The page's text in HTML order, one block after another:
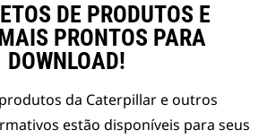
DE PRODUTOS E
PRONTOS PARA
DOWNLOAD!
da Caterpillar e outros
estão disponíveis para seus